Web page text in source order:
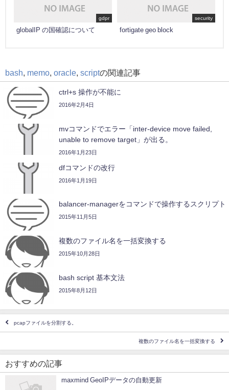
gdpr
globalIP の国確認について
security
fortigate geo block
bash memo oracle scriptの関連記事
ctrl+s 操作が不能に
2016年2月4日
mvコマンドでエラー「inter-device move failed,
unable to remove target」が出る。
2016年1月23日
dfコマンドの改行
2016年1月19日
balancer-managerをコマンドで操作するスクリプト
2015年11月5日
複数のファイル名を一括変換する
2015年10月28日
bash script 基本文法
2015年8月12日
pcapファイルを分割する。
複数のファイル名を一括変換する
おすすめの記事
maxmind GeoIPデータの自動更新